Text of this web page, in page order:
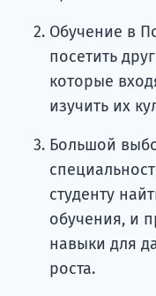
Обучение в
посетить
которые
изучить их
Большой
студенту
обучения, и
навыки для
роста.